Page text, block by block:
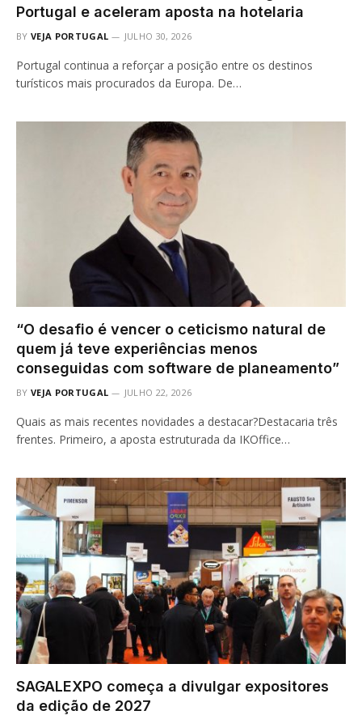
Portugal e aceleram aposta na hotelaria
BY VEJA PORTUGAL JULHO 30, 2026
Portugal continua a reforçar a posição entre os destinos
turísticos mais procurados da Europa. De…
“O desafio é vencer o ceticismo natural de
quem já teve experiências menos
conseguidas com software de planeamento”
BY VEJA PORTUGAL JULHO 22, 2026
Quais as mais recentes novidades a destacar?Destacaria três
frentes. Primeiro, a aposta estruturada da IKOffice…
SAGALEXPO começa a divulgar expositores
da edição de 2027